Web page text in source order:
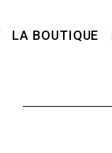
LA BOUTIQUE